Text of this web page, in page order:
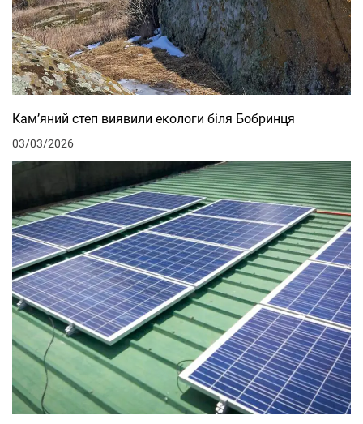
Кам’яний степ виявили екологи біля Бобринця
03/03/2026